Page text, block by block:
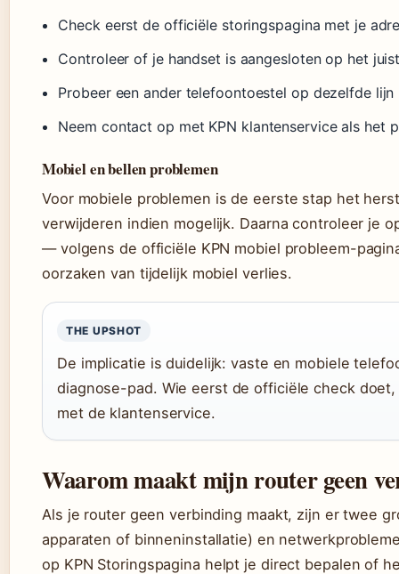
Check eerst de officiële storingspagina met je
Controleer of je handset is aangesloten op het
Probeer een ander telefoontoestel op dezelfde lijn
Neem contact op met KPN klantenservice als het
Mobiel en bellen problemen
Voor mobiele problemen is de eerste stap het
verwijderen indien mogelijk. Daarna controleer je
— volgens de officiële KPN mobiel probleem-
oorzaken van tijdelijk mobiel verlies.
THE UPSHOT
De implicatie is duidelijk: vaste en mobiele
diagnose-pad. Wie eerst de officiële check
met de klantenservice.
Waarom maakt mijn router geen
Als je router geen verbinding maakt, zijn er twee
apparaten of binneninstallatie) en
op KPN Storingspagina helpt je direct bepalen of